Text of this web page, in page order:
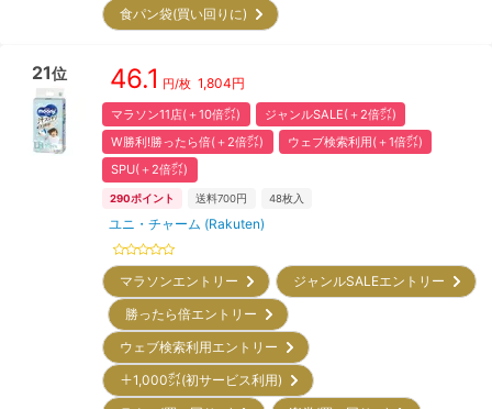
食パン袋(買い回りに)
21位 46.1 円/枚 1,804円
マラソン11店(＋10倍㌽)
ジャンルSALE(＋2倍㌽)
W勝利!勝ったら倍(＋2倍㌽)
ウェブ検索利用(＋1倍㌽)
SPU(＋2倍㌽)
290ポイント 送料700円 48枚入
ユニ・チャーム (Rakuten)
マラソンエントリー
ジャンルSALEエントリー
勝ったら倍エントリー
ウェブ検索利用エントリー
＋1,000㌽(初サービス利用)